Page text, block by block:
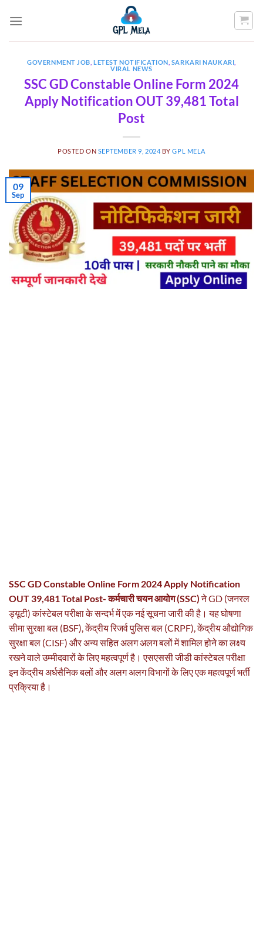
GOVERNMENT JOB ,LETEST NOTIFICATION SARKARI NAUKARI
VIRAL NEWS
SSC GD Constable Online Form 2024
Apply Notification OUT 39,481 Total
Post
POSTED ON SEPTEMBER 9, 2024 BYGPL MELA
09
Sep
SSC GD Constable Online Form 2024 Apply Notification
OUT 39,481 Total Post- कर्मचारी चयन आयोग (SSC)ने GD (जनरल
ड्यूटी) कांस्टेबल परीक्षा के सन्दर्भ में एक नई सूचना जारी की है। यह घोषणा
सीमा सुरक्षा बल (BSF), केंद्रीय रिजर्व पुलिस बल (CRPF), केंद्रीय औद्योगिक
सुरक्षा बल (CISF) और अन्य सहित अलग अलग बलों में शामिल होने का लक्ष्य
रखने वाले उम्मीदवारों के लिए महत्वपूर्ण है। एसएससी जीडी कांस्टेबल परीक्षा
इन केंद्रीय अर्धसैनिक बलों और अलग अलग विभागों के लिए एक महत्वपूर्ण भर्ती
प्रक्रिया है।